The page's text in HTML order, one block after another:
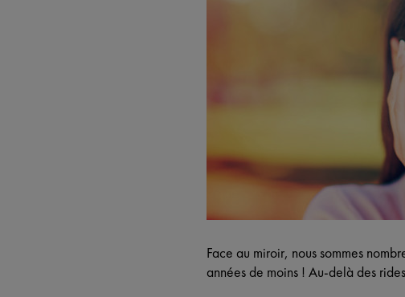
Face au miroir, nous sommes
années de moins ! Au-delà des